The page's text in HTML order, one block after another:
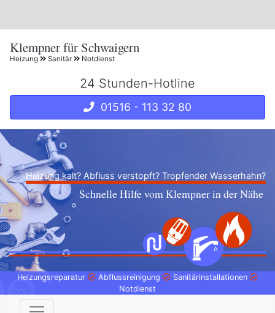
Klempner für Schwaigern
Heizung Sanitär Notdienst
24 Stunden-Hotline
01516 - 113 32 80
Heizung kalt? Abfluss verstopft? Tropfender Wasserhahn?
Schnelle Hilfe vom Klempner in der Nähe
Heizungsreparatur Abflussreinigung
Sanitärinstallationen
Notdienst